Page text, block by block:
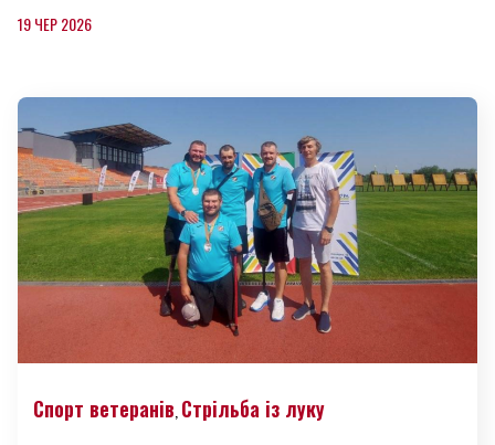
19 ЧЕР 2026
Спорт ветеранів Стрільба із луку